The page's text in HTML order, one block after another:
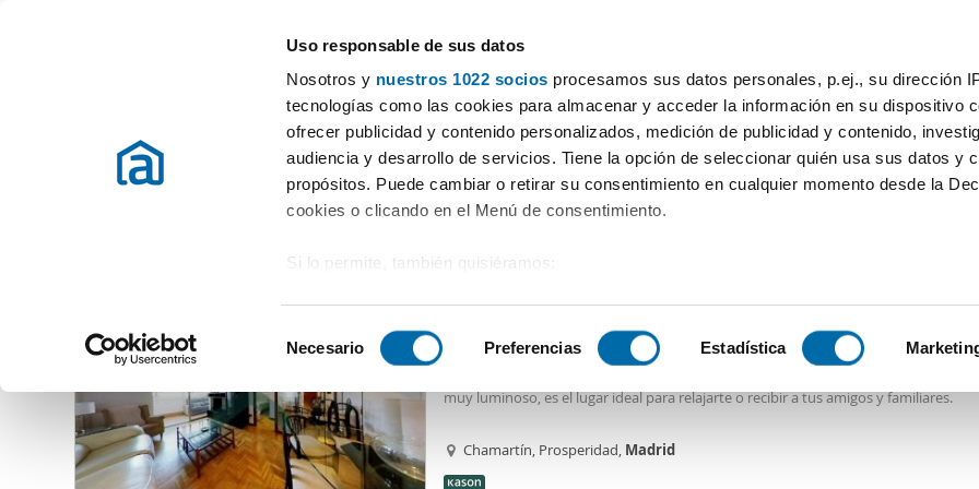
Uso responsable de sus datos
Nosotros y nuestros 1022 socios procesamos sus datos personales, p.ej., su dirección
tecnologías como las cookies para almacenar y acceder la información en su dispositivo
ofrecer publicidad y contenido personalizados, medición de publicidad y contenido,
audiencia y desarrollo de servicios. Tiene la opción de seleccionar quién usa sus datos y
propósitos. Puede cambiar o retirar su consentimiento en cualquier momento desde la
cookies o clicando en el Menú de consentimiento.
Si lo permite, también quisiéramos:
Identificar su dispositivo analizándolo activamente para buscar características
Obtenga más información sobre cómo se procesan sus datos personales y establezca sus
preferencias en la
en la Declaración de cookies.
e
e
c
c
Necesario Preferencias Estadística
Elegir distrito Habitaciones Más filtros - 2
Alquiler pisos Madrid provincia Alquiler pisos Madrid Alquiler piso barato Delicias Madrid
Alquiler piso barato Delicias Madrid (93 viviendas)
Alquiler piso amueblado terraza Chamartín
muy luminoso, es el lugar ideal para relajarte o recibir a tus amigos y familiares.
cálido y acogedor. Los suelos de parquet aportan un toque de sofisticación, y la
cerrada es el espacio perfecto
Chamartín, Prosperidad, Madrid